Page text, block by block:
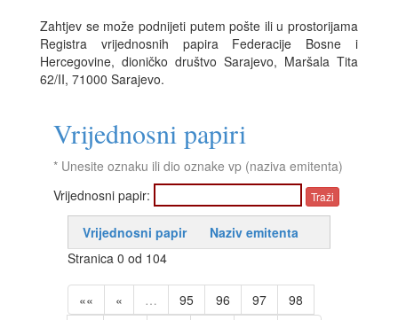
Zahtjev se može podnijeti putem pošte ili u prostorijama
Registra vrijednosnih papira Federacije Bosne i
Hercegovine, dioničko društvo Sarajevo, Maršala Tita
62/II, 71000 Sarajevo.
Vrijednosni papiri
* Unesite oznaku ili dio oznake vp (naziva emitenta)
Vrijednosni papir:
Vrijednosni papir
Naziv emitenta
Stranica 0 od 104
«« « … 95 96 97
98